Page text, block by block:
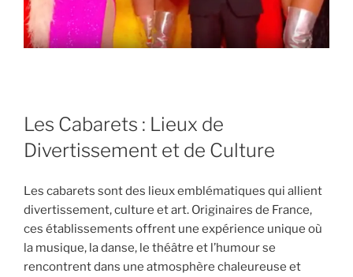
Les Cabarets : Lieux de
Divertissement et de Culture
Les cabarets sont des lieux emblématiques qui allient
divertissement, culture et art. Originaires de France,
ces établissements offrent une expérience unique où
la musique, la danse, le théâtre et l’humour se
rencontrent dans une atmosphère chaleureuse et